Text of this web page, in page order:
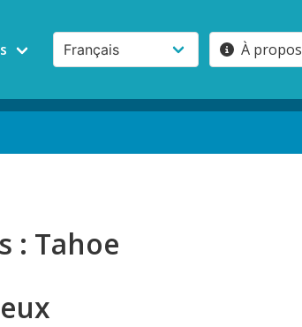
À propos
: Tahoe